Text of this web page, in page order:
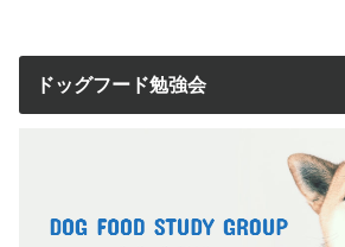
ドッグフード勉強会